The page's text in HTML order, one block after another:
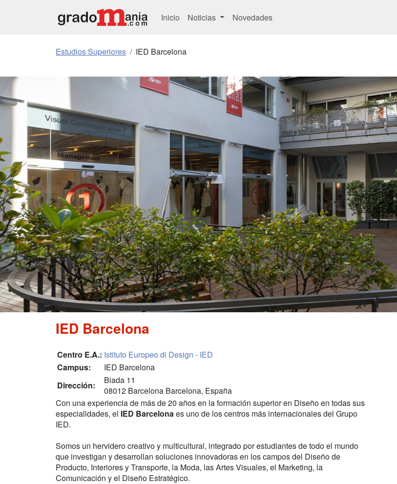
Inicio Noticias Novedades
Estudios Superiores IED Barcelona
IED Barcelona
Centro E.A.: Istituto Europeo di Design - IED
Campus:
IED Barcelona
Dirección:
Biada 11
08012 Barcelona Barcelona, España
Con una experiencia de más de 20 años en la formación superior en Diseño en todas sus
especialidades, el IED Barcelonaes uno de los centros más internacionales del Grupo
IED.
Somos un hervidero creativo y multicultural, integrado por estudiantes de todo el mundo
que investigan y desarrollan soluciones innovadoras en los campos del Diseño de
Producto, Interiores y Transporte, la Moda, las Artes Visuales, el Marketing, la
Comunicación y el Diseño Estratégico.